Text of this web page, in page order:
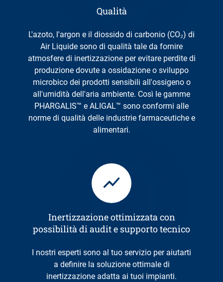
Qualità
L'azoto, l'argon e il diossido di carbonio (CO₂) di
Air Liquide sono di qualità tale da fornire
atmosfere di inertizzazione per evitare perdite di
produzione dovute a ossidazione o sviluppo
microbico dei prodotti sensibili all'ossigeno o
all'umidità dell'aria ambiente. Così le gamme
PHARGALIS™ e ALIGAL™ sono conformi alle
norme di qualità delle industrie farmaceutiche e
alimentari.
Inertizzazione ottimizzata con
possibilità di audit e supporto tecnico
a definire la soluzione ottimale di
inertizzazione adatta ai tuoi impianti.